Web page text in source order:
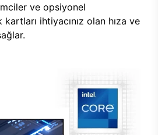
ve opsiyonel
ihtiyacınız olan hıza ve